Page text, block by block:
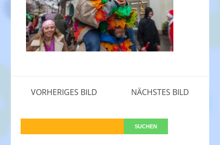
VORHERIGES BILD NÄCHSTES BILD